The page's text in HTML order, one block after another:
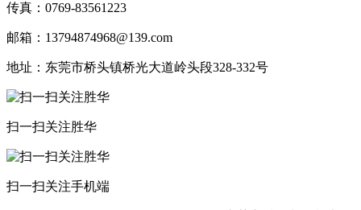
传真：0769-83561223
邮箱：13794874968@139.com
地址：东莞市桥头镇桥光大道岭头段328-332号
扫一扫关注胜华
扫一扫关注手机端